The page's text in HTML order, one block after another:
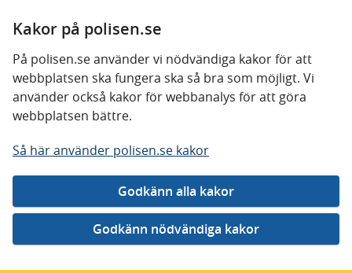
Kakor på polisen.se
På polisen.se använder vi nödvändiga kakor för att
webbplatsen ska fungera ska så bra som möjligt. Vi
använder också kakor för webbanalys för att göra
webbplatsen bättre.
Så här använder polisen.se kakor